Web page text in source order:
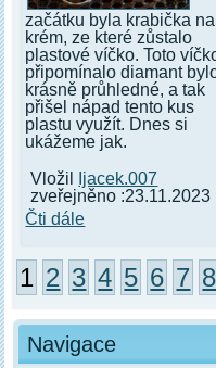
začátku byla krabička na
krém, ze které zůstalo
plastové víčko. Toto
připomínalo diamant
krásně průhledné, a tak
přišel nápad tento kus
plastu využít. Dnes si
ukážeme jak.
Vložil
Ijacek.007
zveřejněno :23.11.2023
Čti dále
1 2 3 4 5 6 7 8
Navigace